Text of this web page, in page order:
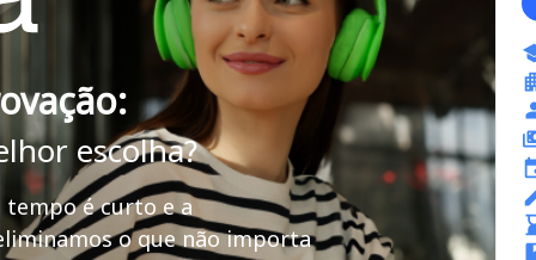
escolha?
tempo é curto e a
o que não importa